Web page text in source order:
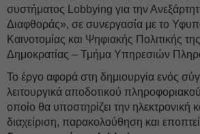
συστήματος Lobbying για την
Διαφθοράς», σε συνεργασία με το
Καινοτομίας και Ψηφιακής Πολιτικής
Δημοκρατίας – Τμήμα Υπηρεσιών
Το έργο αφορά στη δημιουργία ενός
λειτουργικά αποδοτικού
οποίο θα υποστηρίζει την ηλεκτρονική
διαχείριση, παρακολούθηση και